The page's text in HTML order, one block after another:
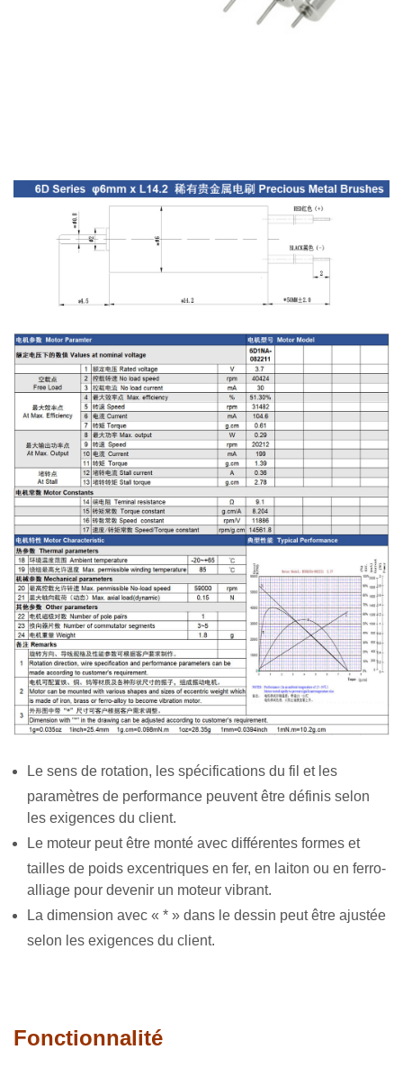
Le sens de rotation, les spécifications du fil et les
paramètres de performance peuvent être définis selon
les exigences du client.
Le moteur peut être monté avec différentes formes et
tailles de poids excentriques en fer, en laiton ou en ferro-
alliage pour devenir un moteur vibrant.
La dimension avec « * » dans le dessin peut être ajustée
selon les exigences du client.
Fonctionnalité